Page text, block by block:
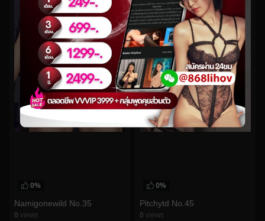
0%
Namigonewild No.35
0 views
0%
Pitchytd No.45
0 views